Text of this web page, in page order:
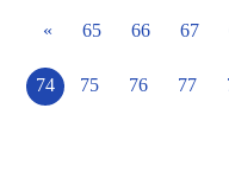
« 65 66 67
74 75 76 77